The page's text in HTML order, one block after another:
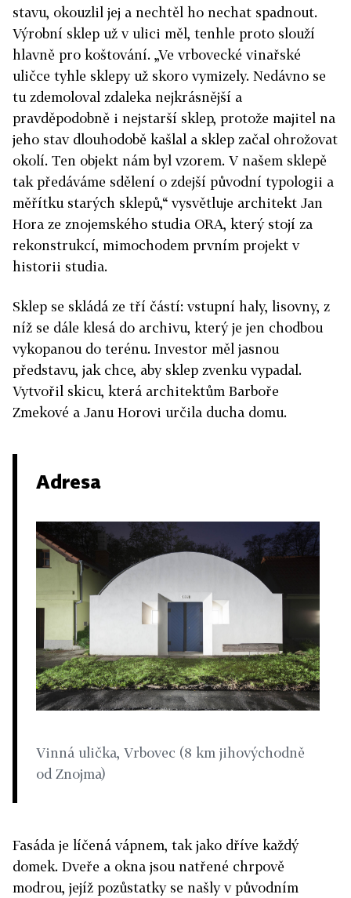
stavu, okouzlil jej a nechtěl ho nechat spadnout.
Výrobní sklep už v ulici měl, tenhle proto slouží
hlavně pro koštování. „Ve vrbovecké vinařské
uličce tyhle sklepy už skoro vymizely. Nedávno se
tu zdemoloval zdaleka nejkrásnější a
pravděpodobně i nejstarší sklep, protože majitel na
jeho stav dlouhodobě kašlal a sklep začal ohrožovat
okolí. Ten objekt nám byl vzorem. V našem sklepě
tak předáváme sdělení o zdejší původní typologii a
měřítku starých sklepů,“ vysvětluje architekt Jan
Hora ze znojemského studia ORA, který stojí za
rekonstrukcí, mimochodem prvním projekt v
historii studia.
Sklep se skládá ze tří částí: vstupní haly, lisovny, z
níž se dále klesá do archivu, který je jen chodbou
vykopanou do terénu. Investor měl jasnou
představu, jak chce, aby sklep zvenku vypadal.
Vytvořil skicu, která architektům Barboře
Zmekové a Janu Horovi určila ducha domu.
Adresa
Vinná ulička, Vrbovec (8 km jihovýchodně
od Znojma)
Fasáda je líčená vápnem, tak jako dříve každý
domek. Dveře a okna jsou natřené chrpově
modrou, jejíž pozůstatky se našly v původním